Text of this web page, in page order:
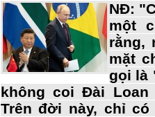
NĐ:
một
rằng,
mặt
gọi là
không coi Đài
Trên đời này, chỉ